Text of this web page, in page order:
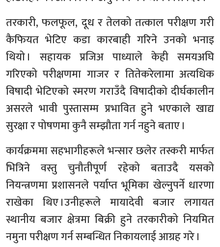
तरकारी, फलफूल, दूध र तेलको तत्काल परीक्षण गरी
कैफियत भेटिए कडा कारबाही गरिने उनको भनाइ
थियो । सहायक प्रजिअ पाध्याले केही समयअघि
गरिएको परीक्षणमा गाजर र तितेकरेलामा अत्यधिक
विषादी भेटिएको स्मरण गराउँदै विषादीको दीर्घकालीन
असरले भावी पुस्तासम्म प्रभावित हुने भएकाले खाद्य
सुरक्षा र पोषणमा कुनै सम्झौता गर्न नहुने बताए ।
कार्यक्रममा सहभागीहरूले भन्सार छलेर तस्करी मार्फत
भित्रिने वस्तु चुनौतीपूर्ण रहेको बताउदै यसको
नियन्त्रणमा प्रशासनले पर्याप्त भूमिका खेल्नुपर्ने धारणा
राखेका थिए ।उनीहरूले मायादेवी बजार लगायत
स्थानीय बजार क्षेत्रमा बिक्री हुने तरकारीको नियमित
नमुना परीक्षण गर्न सम्बन्धित निकायलाई आग्रह गरे ।